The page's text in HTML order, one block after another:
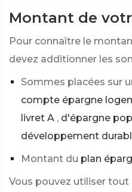
Montant de
Pour connaître le
devez additionner les
Sommes placées sur
compte épargne
livret A , d'épargne
développement
Montant du plan
Vous pouvez utiliser